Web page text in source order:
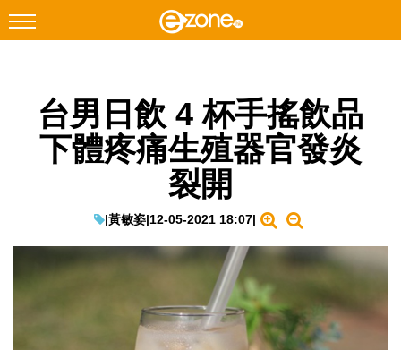
Facebook Instagram
科技焦點
教學評測
台男日飲 4 杯手搖飲品
下體疼痛生殖器官發炎
裂開
|黃敏姿|12-05-2021 18:07|